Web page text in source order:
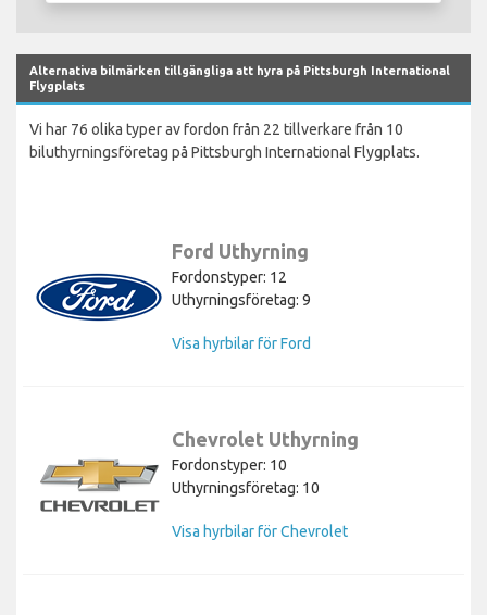
Alternativa bilmärken tillgängliga att hyra på Pittsburgh International
Flygplats
Vi har 76 olika typer av fordon från 22 tillverkare från 10
biluthyrningsföretag på Pittsburgh International Flygplats.
Ford Uthyrning
Fordonstyper: 12
Uthyrningsföretag: 9
Visa hyrbilar för Ford
Chevrolet Uthyrning
Fordonstyper: 10
Uthyrningsföretag: 10
Visa hyrbilar för Chevrolet